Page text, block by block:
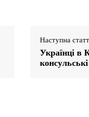
Наступна
Українці в